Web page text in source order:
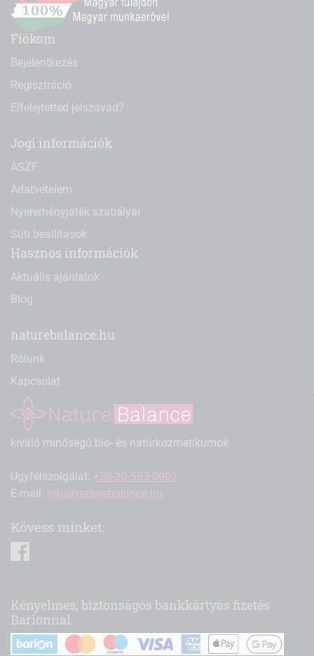
Fiókom
Bejelentkezés
Regisztráció
Elfelejtetted jelszavad?
Jogi információk
ÁSZF
Adatvételem
Nyereményjáték szabályai
Süti beállítások
Hasznos információk
Aktuális ajánlatok
Blog
naturebalance.hu
Rólunk
Kapcsolat
kiváló minőségű bio- és natúrkozmetikumok
Ügyfélszolgálat: +36-20-593-0902
E-mail: info@naturebalance.hu
Kövess minket:
Kényelmes, biztonságos bankkártyás fizetés
Barionnal